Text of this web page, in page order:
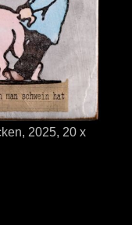
2025, 20 x